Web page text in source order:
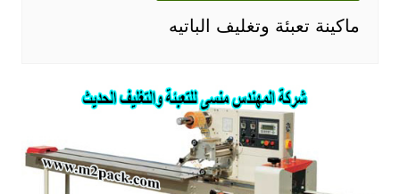
ماكينة تعبئة وتغليف الباتيه